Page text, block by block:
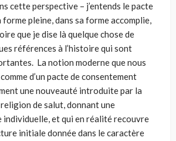
cette perspective – j’entends le pacte
forme pleine, dans sa forme accomplie,
que je dise là quelque chose de
références à l’histoire qui sont
La notion moderne que nous
d’un pacte de consente­ment
une nouveauté introduite par la
de salut, donnant une
individuelle, et qui en réalité recouvre
initiale donnée dans le caractère